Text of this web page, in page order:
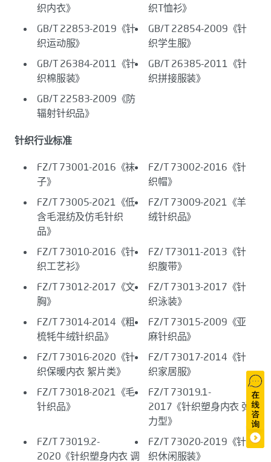
织内衣》
织T恤衫》
GB/T 22853-2019《针
织运动服》
GB/T 22854-2009《针
织学生服》
GB/T 26384-2011《针
织棉服装》
GB/T 26385-2011《针
织拼接服装》
GB/T 22583-2009《防
辐射针织品》
针织行业标准
FZ/T 73001-2016《袜
子》
FZ/T 73002-2016《针
织帽》
FZ/T 73005-2021《低
含毛混纺及仿毛针织
品》
FZ/T 73009-2021《羊
绒针织品》
FZ/T 73010-2016《针
织工艺衫》
FZ/ T73011-2013《针
织腹带》
FZ/T 73012-2017《文
胸》
FZ/T 73013-2017《针
织泳装》
FZ/T 73014-2014《粗
梳牦牛绒针织品》
FZ/T 73015-2009《亚
麻针织品》
FZ/T 73016-2020《针
织保暖内衣 絮片类》
FZ/T 73017-2014《针
织家居服》
FZ/T 73018-2021《毛
针织品》
FZ/T 73019.1-
2017《针织塑身内衣 弹
力型》
FZ/T 73019.2-
2020《针织塑身内衣 调
FZ/T 73020-2019《针
织休闲服装》